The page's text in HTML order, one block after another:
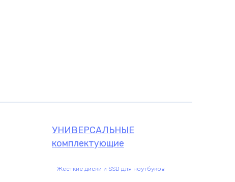
УНИВЕРСАЛЬНЫЕ
комплектующие
Жесткие диски и SSD для ноутбуков